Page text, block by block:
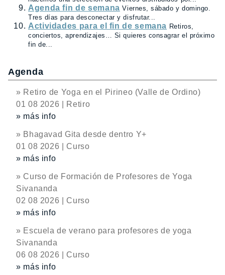
Agenda fin de semana Viernes, sábado y domingo.
Tres días para desconectar y disfrutar...
Actividades para el fin de semana Retiros,
conciertos, aprendizajes… Si quieres consagrar el próximo
fin de...
Agenda
» Retiro de Yoga en el Pirineo (Valle de Ordino)
01 08 2026 | Retiro
» más info
» Bhagavad Gita desde dentro Y+
01 08 2026 | Curso
» más info
» Curso de Formación de Profesores de Yoga
Sivananda
02 08 2026 | Curso
» más info
» Escuela de verano para profesores de yoga
Sivananda
06 08 2026 | Curso
» más info